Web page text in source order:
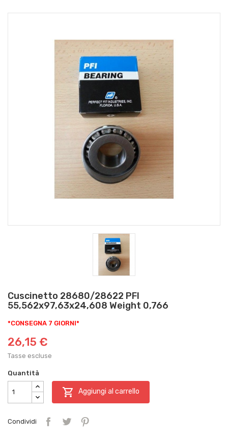
Cuscinetto 28680/28622 PFI
55,562x97,63x24,608 Weight 0,766
*CONSEGNA 7 GIORNI*
26,15 €
Tasse escluse
Quantità
 Aggiungi al carrello
Condividi